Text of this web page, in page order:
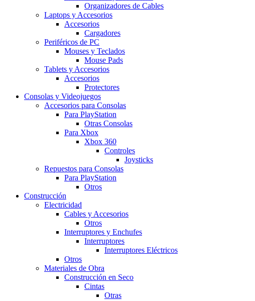
Organizadores de Cables
Laptops y Accesorios
Accesorios
Cargadores
Periféricos de PC
Mouses y Teclados
Mouse Pads
Tablets y Accesorios
Accesorios
Protectores
Consolas y Videojuegos
Accesorios para Consolas
Para PlayStation
Otras Consolas
Para Xbox
Xbox 360
Controles
Joysticks
Repuestos para Consolas
Para PlayStation
Otros
Construcción
Electricidad
Cables y Accesorios
Otros
Interruptores y Enchufes
Interruptores
Interruptores Eléctricos
Otros
Materiales de Obra
Construcción en Seco
Cintas
Otras